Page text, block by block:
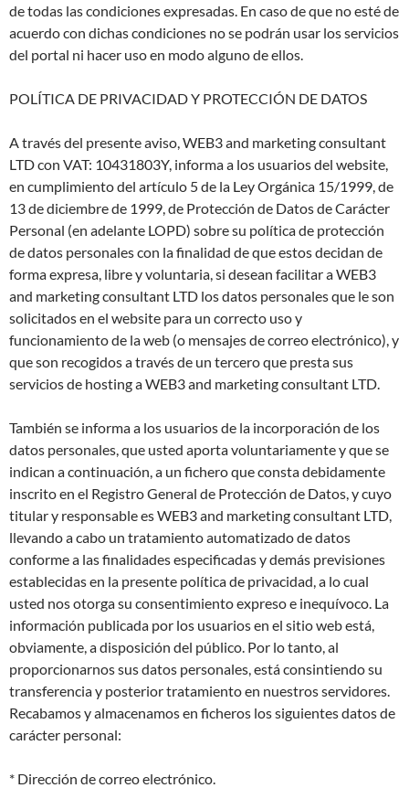
de todas las condiciones expresadas. En caso de que no esté de
acuerdo con dichas condiciones no se podrán usar los servicios
del portal ni hacer uso en modo alguno de ellos.
POLÍTICA DE PRIVACIDAD Y PROTECCIÓN DE DATOS
A través del presente aviso, WEB3 and marketing consultant
LTD con VAT: 10431803Y, informa a los usuarios del website,
en cumplimiento del artículo 5 de la Ley Orgánica 15/1999, de
13 de diciembre de 1999, de Protección de Datos de Carácter
Personal (en adelante LOPD) sobre su política de protección
de datos personales con la finalidad de que estos decidan de
forma expresa, libre y voluntaria, si desean facilitar a WEB3
and marketing consultant LTD los datos personales que le son
solicitados en el website para un correcto uso y
funcionamiento de la web (o mensajes de correo electrónico), y
que son recogidos a través de un tercero que presta sus
servicios de hosting a WEB3 and marketing consultant LTD.
También se informa a los usuarios de la incorporación de los
datos personales, que usted aporta voluntariamente y que se
indican a continuación, a un fichero que consta debidamente
inscrito en el Registro General de Protección de Datos, y cuyo
titular y responsable es WEB3 and marketing consultant LTD,
llevando a cabo un tratamiento automatizado de datos
conforme a las finalidades especificadas y demás previsiones
establecidas en la presente política de privacidad, a lo cual
usted nos otorga su consentimiento expreso e inequívoco. La
información publicada por los usuarios en el sitio web está,
obviamente, a disposición del público. Por lo tanto, al
proporcionarnos sus datos personales, está consintiendo su
transferencia y posterior tratamiento en nuestros servidores.
Recabamos y almacenamos en ficheros los siguientes datos de
carácter personal:
* Dirección de correo electrónico.